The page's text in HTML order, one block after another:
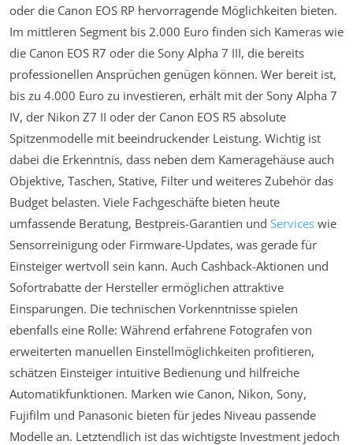
oder die Canon EOS RP hervorragende Möglichkeiten bieten.
Im mittleren Segment bis 2.000 Euro finden sich Kameras wie
die Canon EOS R7 oder die Sony Alpha 7 III, die bereits
professionellen Ansprüchen genügen können. Wer bereit ist,
bis zu 4.000 Euro zu investieren, erhält mit der Sony Alpha 7
IV, der Nikon Z7 II oder der Canon EOS R5 absolute
Spitzenmodelle mit beeindruckender Leistung. Wichtig ist
dabei die Erkenntnis, dass neben dem Kameragehäuse auch
Objektive, Taschen, Stative, Filter und weiteres Zubehör das
Budget belasten. Viele Fachgeschäfte bieten heute
umfassende Beratung, Bestpreis-Garantien und Services wie
Sensorreinigung oder Firmware-Updates, was gerade für
Einsteiger wertvoll sein kann. Auch Cashback-Aktionen und
Sofortrabatte der Hersteller ermöglichen attraktive
Einsparungen. Die technischen Vorkenntnisse spielen
ebenfalls eine Rolle: Während erfahrene Fotografen von
erweiterten manuellen Einstellmöglichkeiten profitieren,
schätzen Einsteiger intuitive Bedienung und hilfreiche
Automatikfunktionen. Marken wie Canon, Nikon, Sony,
Fujifilm und Panasonic bieten für jedes Niveau passende
Modelle an. Letztendlich ist das wichtigste Investment jedoch